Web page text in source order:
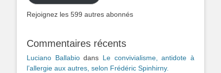
Rejoignez les 599 autres abonnés
Commentaires récents
Luciano Ballabiodans Le convivialisme, antidote à
l’allergie aux autres, selon Frédéric Spinhirny.